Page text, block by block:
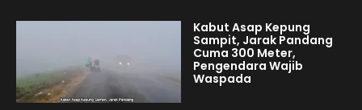
Kabut Asap Kepung
Sampit, Jarak Pandang
Cuma 300 Meter,
Pengendara Wajib
Waspada